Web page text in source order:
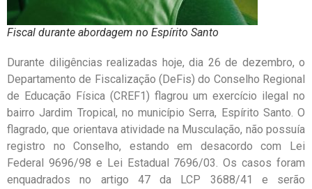
Fiscal durante abordagem no Espírito Santo
Durante diligências realizadas hoje, dia 26 de dezembro, o
Departamento de Fiscalização (DeFis) do Conselho Regional
de Educação Física (CREF1) flagrou um exercício ilegal no
bairro Jardim Tropical, no município Serra, Espírito Santo. O
flagrado, que orientava atividade na Musculação, não possuía
registro no Conselho, estando em desacordo com Lei
Federal 9696/98 e Lei Estadual 7696/03. Os casos foram
enquadrados no artigo 47 da LCP 3688/41 e serão